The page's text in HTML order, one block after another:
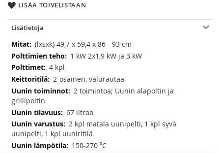
LISÄÄ TOIVELISTAAN
Lisätietoja
Lisätietoja(lxsxk) 49,7 x 59,4 x 86 - 93 cm
1 kW 2x1,9 kW ja 3 kW
4 kpl
2-osainen, valurautaa
2 toimintoa; Uunin alapoltin ja
grillipoltin
67 litraa
2 kpl matala uunipelti, 1 kpl syvä
uunipelti, 1 kpl uuniritilä
150-270 ⁰C